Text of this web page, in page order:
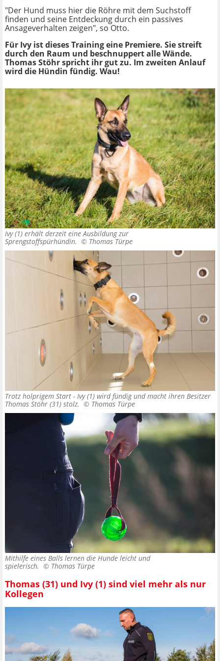
"Der Hund muss hier die Röhre mit dem Suchstoff
finden und seine Entdeckung durch ein passives
Ansageverhalten zeigen", so Otto.
Für Ivy ist dieses Training eine Premiere. Sie streift
durch den Raum und beschnuppert alle Wände.
Thomas Stöhr spricht ihr gut zu. Im zweiten Anlauf
wird die Hündin fündig. Wau!
Ivy (1) erhält derzeit eine Ausbildung zur
Sprengstoffspürhündin. © Thomas Türpe
Trotz holprigem Start - Ivy (1) wird fündig und macht ihren Besitzer
Thomas Stöhr (31) stolz. © Thomas Türpe
Mithilfe eines Balls lernen die Hunde leicht und
spielerisch. © Thomas Türpe
Thomas (31) und Ivy (1) sind viel mehr als nur
Kollegen